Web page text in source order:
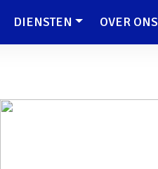
DIENSTEN OVER ONS